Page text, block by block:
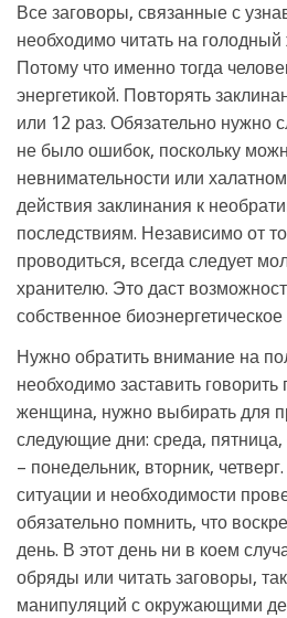
Все заговоры, связанные с
необходимо читать на голодный
Потому что именно тогда
энергетикой. Повторять
или 12 раз. Обязательно нужно
не было ошибок, поскольку
невнимательности или
действия заклинания к
последствиям. Независимо от
проводиться, всегда следует
хранителю. Это даст
собственное биоэнергетическое
Нужно обратить внимание на
необходимо заставить говорить
женщина, нужно выбирать для
следующие дни: среда,
– понедельник, вторник,
ситуации и необходимости
обязательно помнить, что
день. В этот день ни в коем
обряды или читать заговоры,
манипуляций с окружающими